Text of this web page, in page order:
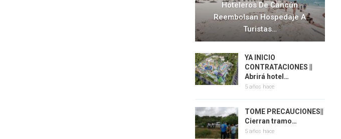
Hoteleros De Cancún
Reembolsan Hospedaje A
Turistas…
YA INICIO
CONTRATACIONES ||
Abrirá hotel…
5 años hace
TOME PRECAUCIONES||
Cierran tramo…
5 años hace